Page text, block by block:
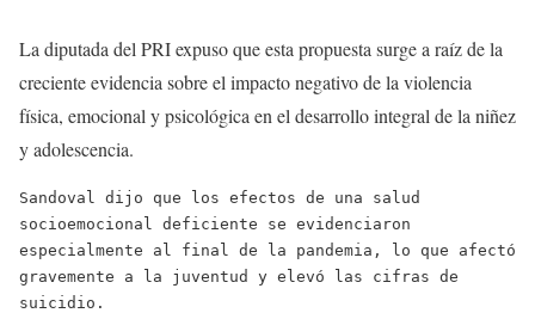
La diputada del PRI expuso que esta propuesta surge a raíz de la
creciente evidencia sobre el impacto negativo de la violencia
física, emocional y psicológica en el desarrollo integral de la niñez
y adolescencia.
Sandoval dijo que los efectos de una salud
socioemocional deficiente se evidenciaron
especialmente al final de la pandemia, lo que afectó
gravemente a la juventud y elevó las cifras de
suicidio.